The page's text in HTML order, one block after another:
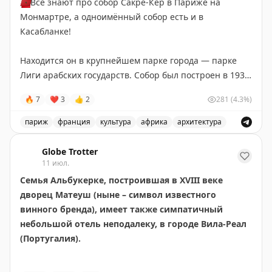
Монмартре, а одноимённый собор есть и в
Касабланке!
Находится он в крупнейшем парке города — парке
Лиги арабских государств. Собор был построен в 1930
архитектором Полем Турноном.
Проект был амбициозным, и деньги на него быстро
закончились. Архитектор это предвидел, поэтому
возводил здание, начиная с алтаря, и к моменту
приостановки строительства у собора уже был алтарь
и несколько нефов. В таком виде он простоял до 1952
года.
Прозорливость архитектора позволила осветить
🔥 7 ❤ 3 👍 2 281 (4.3%)
париж франция культура африка архитектура
Globe Trotter
11 июл.
Семья Альбукерке, построившая в XVIII веке
дворец Матеуш (ныне – символ известного
винного бренда), имеет также симпатичный
небольшой отель неподалеку, в городе Вила-Реал
(Португалия).